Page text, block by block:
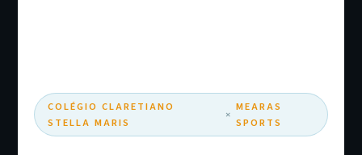
COLÉGIO CLARETIANO
STELLA MARIS
×
MEARAS
SPORTS